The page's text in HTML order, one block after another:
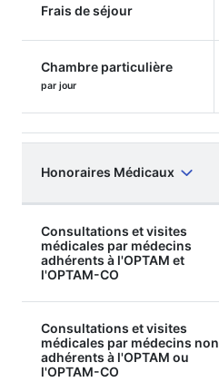
Frais de séjour
Chambre particulière
par jour
Honoraires Médicaux
Consultations et visites
médicales par médecins
adhérents à l'OPTAM et
l'OPTAM-CO
Consultations et visites
médicales par médecins non
adhérents à l'OPTAM ou
l'OPTAM-CO